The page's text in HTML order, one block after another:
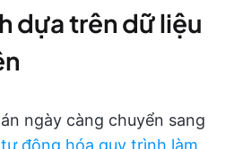
dựa trên dữ liệu
ngày càng chuyển sang
động hóa quy trình làm